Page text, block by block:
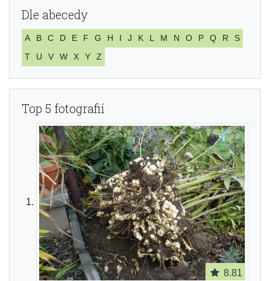
Dle abecedy
A B C D E F G H I J K L M N O P Q R
S
T
U V W X Y Z
Top 5 fotografií
8.81